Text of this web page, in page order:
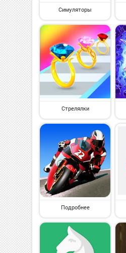
Симуляторы
Стрелялки
Подробнее